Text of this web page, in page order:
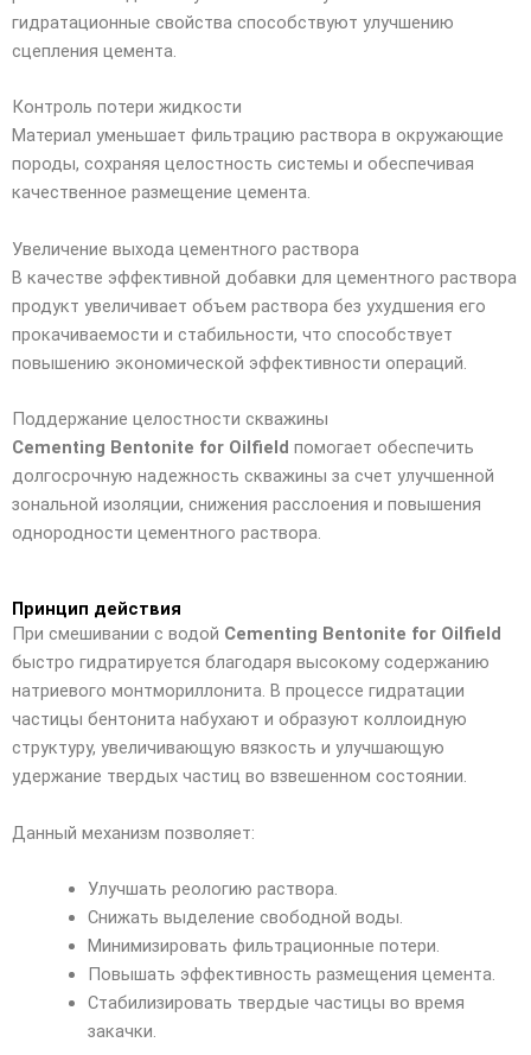
гидратационные свойства способствуют улучшению
сцепления цемента.
Контроль потери жидкости
Материал уменьшает фильтрацию раствора в окружающие
породы, сохраняя целостность системы и обеспечивая
качественное размещение цемента.
Увеличение выхода цементного раствора
В качестве эффективной добавки для цементного раствора
продукт увеличивает объем раствора без ухудшения его
прокачиваемости и стабильности, что способствует
повышению экономической эффективности операций.
Поддержание целостности скважины
Cementing Bentonite for Oilfield помогает обеспечить
долгосрочную надежность скважины за счет улучшенной
зональной изоляции, снижения расслоения и повышения
однородности цементного раствора.
Принцип действия
При смешивании с водой Cementing Bentonite for Oilfield
быстро гидратируется благодаря высокому содержанию
натриевого монтмориллонита. В процессе гидратации
частицы бентонита набухают и образуют коллоидную
структуру, увеличивающую вязкость и улучшающую
удержание твердых частиц во взвешенном состоянии.
Данный механизм позволяет:
Улучшать реологию раствора.
Снижать выделение свободной воды.
Минимизировать фильтрационные потери.
Повышать эффективность размещения цемента.
Стабилизировать твердые частицы во время
закачки.